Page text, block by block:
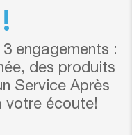
engagements :
des produits
Service Après
votre écoute!